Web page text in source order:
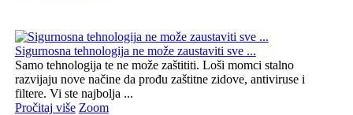
Sigurnosna tehnologija ne može zaustaviti sve ...
Samo tehnologija te ne može zaštititi. Loši momci stalno
razvijaju nove načine da prođu zaštitne zidove, antiviruse i
filtere. Vi ste najbolja ...
Pročitaj više Zoom